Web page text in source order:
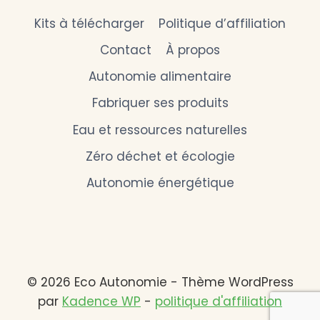
Kits à télécharger
Politique d’affiliation
Contact
À propos
Autonomie alimentaire
Fabriquer ses produits
Eau et ressources naturelles
Zéro déchet et écologie
Autonomie énergétique
© 2026 Eco Autonomie - Thème WordPress
par Kadence WP - politique d'affiliation